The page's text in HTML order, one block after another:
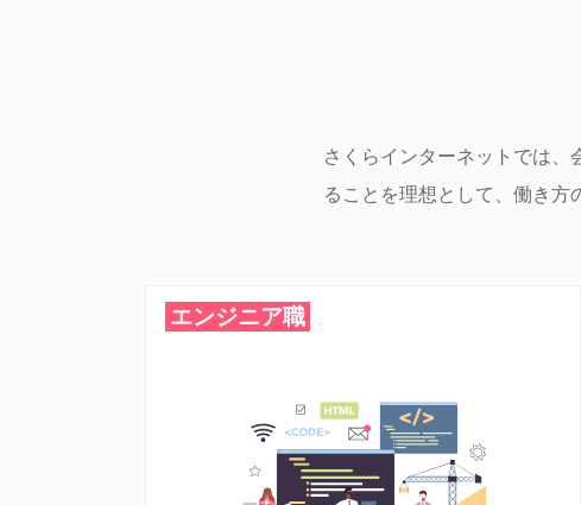
さくらインターネットでは、
ることを理想として、働き方
エンジニア職